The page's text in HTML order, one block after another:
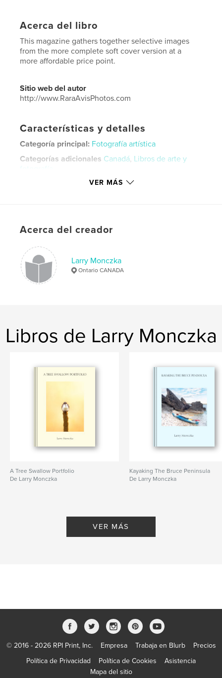
Acerca del libro
This magazine gathers together selective images
from the more complete soft cover version at a
more affordable price point.
Sitio web del autor
http://www.RaraAvisPhotos.com
Características y detalles
Categoría principal: Fotografía artística
Categorías adicionales Canadá, Libros de arte y
Carta de EE. UU., 22×28 cm
ice fishing
Long Point
VER MÁS
Acerca del creador
Larry Monczka
Ontario CANADA
Libros de Larry Monczka
A Tree Swallow Portfolio
De Larry Monczka
Kayaking The Bruce Peninsula
De Larry Monczka
VER MÁS
© 2016 - 2026 RPI Print, Inc. Empresa Trabaja en Blurb
Precios
Política de Privacidad
Política de Cookies
Asistencia
Mapa del sitio